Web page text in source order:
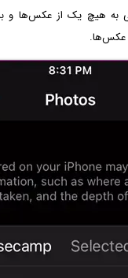
به هیچ یک از عکس‌ها و
عکس‌ها.